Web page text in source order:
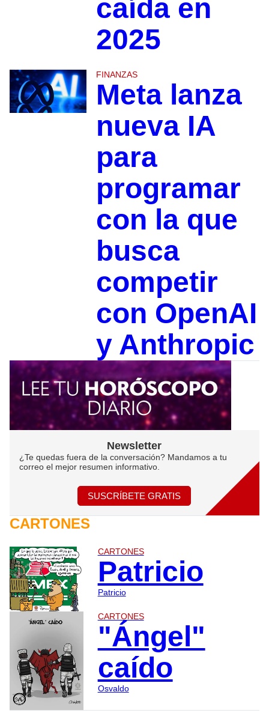
caída en
2025
FINANZAS
Meta lanza
nueva IA
para
programar
con la que
busca
competir
con OpenAI
y Anthropic
Newsletter
¿Te quedas fuera de la conversación? Mandamos a tu
correo el mejor resumen informativo.
SUSCRÍBETE GRATIS
CARTONES
CARTONES
Patricio
Patricio
CARTONES
"Ángel"
caído
Osvaldo